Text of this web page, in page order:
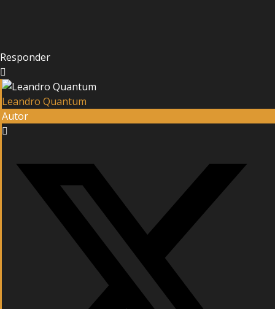
Responder
Leandro Quantum
Autor